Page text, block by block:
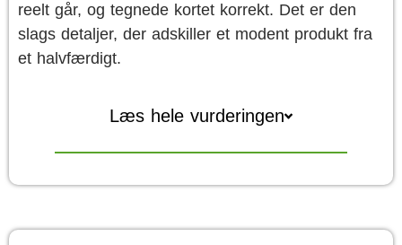
reelt går, og tegnede kortet korrekt. Det er den
slags detaljer, der adskiller et modent produkt fra
et halvfærdigt.
Læs hele vurderingen